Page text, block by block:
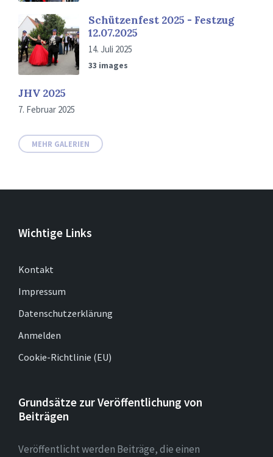
Schützenfest 2025 - Festzug
12.07.2025
14. Juli 2025
33 images
JHV 2025
7. Februar 2025
MEHR GALERIEN
Wichtige Links
Kontakt
Impressum
Datenschutzerklärung
Anmelden
Cookie-Richtlinie (EU)
Grundsätze zur Veröffentlichung von
Beiträgen
Veröffentlicht werden Beiträge, die einen